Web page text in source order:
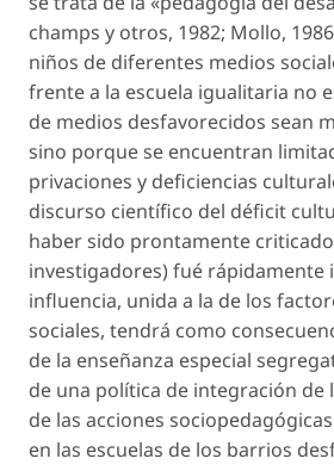
champs y otros, 1982; Mollo,
niños de diferentes medios
frente a la escuela igualitaria no
de medios desfavorecidos sean
sino porque se encuentran
privaciones y deficiencias
discurso científico del déficit
haber sido prontamente
investigadores) fué rápidamente
influencia, unida a la de los
sociales, tendrá como
de la enseñanza especial
de una política de integración de
de las acciones
en las escuelas de los barrios